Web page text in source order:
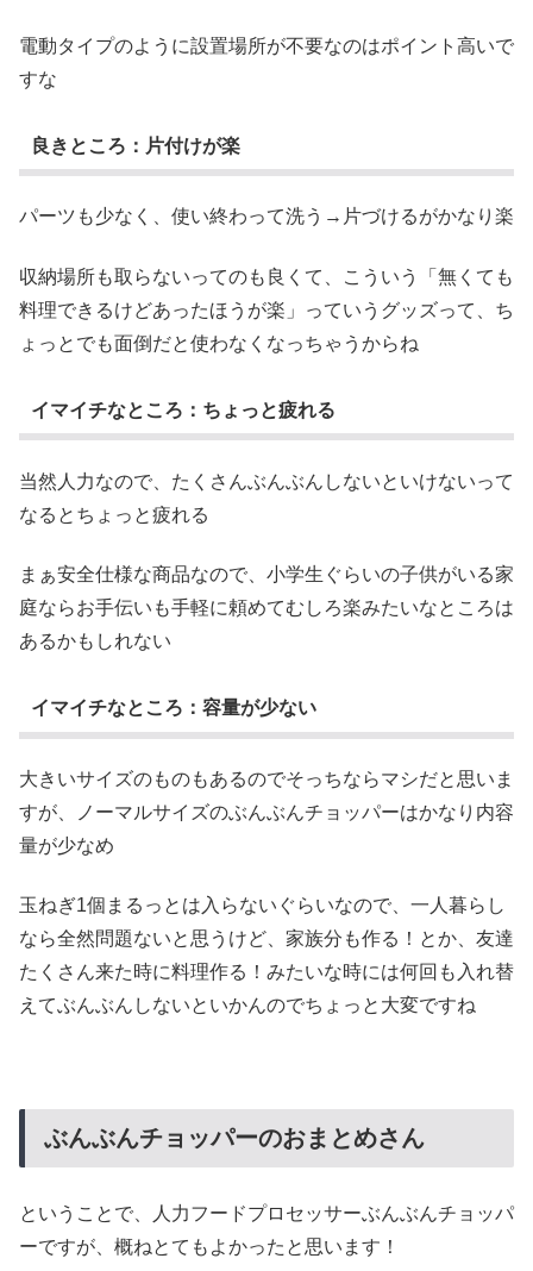
電動タイプのように設置場所が不要なのはポイント高いで
すな
良きところ：片付けが楽
パーツも少なく、使い終わって洗う→片づけるがかなり楽
収納場所も取らないってのも良くて、こういう「無くても
料理できるけどあったほうが楽」っていうグッズって、ち
ょっとでも面倒だと使わなくなっちゃうからね
イマイチなところ：ちょっと疲れる
当然人力なので、たくさんぶんぶんしないといけないって
なるとちょっと疲れる
まぁ安全仕様な商品なので、小学生ぐらいの子供がいる家
庭ならお手伝いも手軽に頼めてむしろ楽みたいなところは
あるかもしれない
イマイチなところ：容量が少ない
大きいサイズのものもあるのでそっちならマシだと思いま
すが、ノーマルサイズのぶんぶんチョッパーはかなり内容
量が少なめ
玉ねぎ1個まるっとは入らないぐらいなので、一人暮らし
なら全然問題ないと思うけど、家族分も作る！とか、友達
たくさん来た時に料理作る！みたいな時には何回も入れ替
えてぶんぶんしないといかんのでちょっと大変ですね
ぶんぶんチョッパーのおまとめさん
ということで、人力フードプロセッサーぶんぶんチョッパ
ーですが、概ねとてもよかったと思います！